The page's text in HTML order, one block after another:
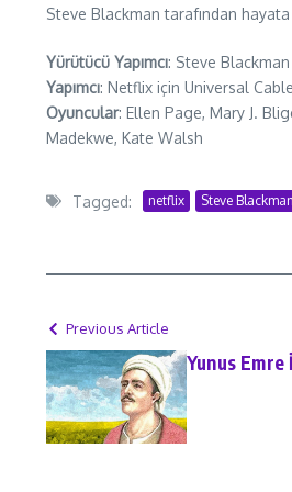
Steve Blackman tarafından
Yürütücü Yapımcı: Steve Blackman
Yapımcı: Netflix için Universal
Oyuncular: Ellen Page, Mary J.
Madekwe, Kate Walsh
Tagged: netflix Steve Blackman
Previous Article
Yunus Emre